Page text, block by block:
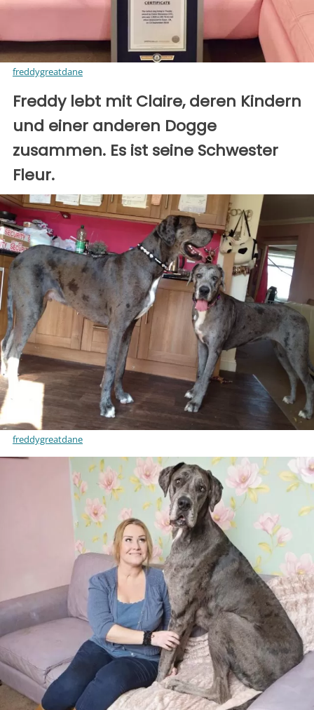
freddygreatdane
Freddy lebt mit Claire, deren Kindern
und einer anderen Dogge
zusammen. Es ist seine Schwester
Fleur.
freddygreatdane